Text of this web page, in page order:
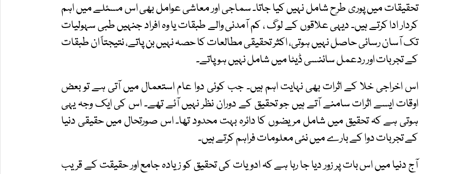
تحقیقات میں پوری طرح شامل نہیں کیا جاتا۔ سماجی اور معاشی عوامل بھی اس مسئلے میں اہم
کردار ادا کرتے ہیں۔ دیہی علاقوں کے لوگ ، کم آمدنی والے طبقات یا وہ افراد جنہیں طبی سہولیات
تک آسان رسائی حاصل نہیں ہوتی، اکثر تحقیقی مطالعات کا حصہ نہیں بن پاتے، نتیجتاً ان طبقات
کے تجربات اور ردعمل سائنسی ڈیٹا میں شامل نہیں ہو پاتے۔
اس اخراجی خلا کے اثرات بھی نہایت اہم ہیں۔ جب کوئی دوا عام استعمال میں آتی ہے تو بعض
اوقات ایسے اثرات سامنے آتے ہیں جو تحقیق کے دوران نظر نہیں آئے تھے۔ اس کی ایک وجہ یہی
ہوتی ہے کہ تحقیق میں شامل مریضوں کا دائرہ بہت محدود تھا۔ اس صورتحال میں حقیقی دنیا
کے تجربات دوا کے بارے میں نئی معلومات فراہم کرتے ہیں۔
آج دنیا میں اس بات پر زور دیا جا رہا ہے کہ ادویات کی تحقیق کو زیادہ جامع اور حقیقت کے قریب